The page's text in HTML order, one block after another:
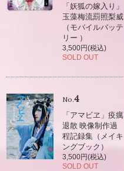
「妖狐の嫁入り」
玉藻梅流罰照梨威
（モバイルバッテ
リー ）
3,500円(税込)
SOLD OUT
No.4
「アマビヱ」疫癘
退散 映像制作過
程記録集（メイキ
ングブック）
3,500円(税込)
SOLD OUT